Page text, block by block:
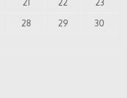
28 29
30